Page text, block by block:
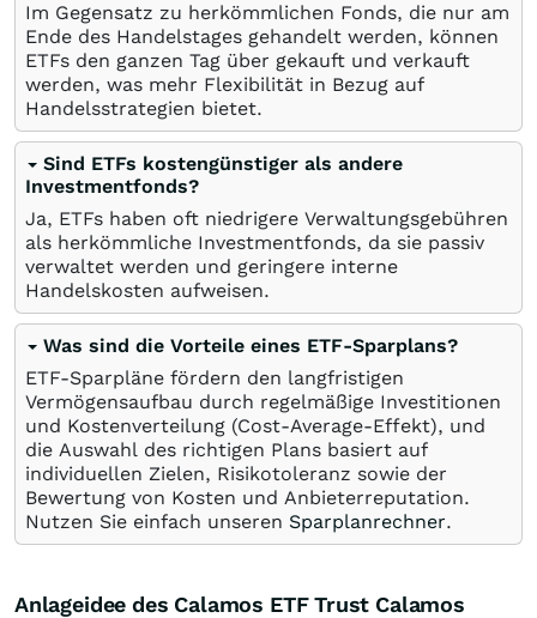
Im Gegensatz zu herkömmlichen Fonds, die nur am
Ende des Handelstages gehandelt werden, können
ETFs den ganzen Tag über gekauft und verkauft
werden, was mehr Flexibilität in Bezug auf
Handelsstrategien bietet.
Sind ETFs kostengünstiger als andere
Investmentfonds?
Ja, ETFs haben oft niedrigere Verwaltungsgebühren
als herkömmliche Investmentfonds, da sie passiv
verwaltet werden und geringere interne
Handelskosten aufweisen.
Was sind die Vorteile eines ETF-Sparplans?
ETF-Sparpläne fördern den langfristigen
Vermögensaufbau durch regelmäßige Investitionen
und Kostenverteilung (Cost-Average-Effekt), und
die Auswahl des richtigen Plans basiert auf
individuellen Zielen, Risikotoleranz sowie der
Bewertung von Kosten und Anbieterreputation.
Nutzen Sie einfach unseren Sparplanrechner.
Anlageidee des Calamos ETF Trust Calamos